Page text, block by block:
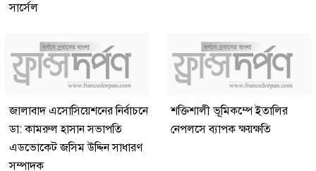
সার্সেল
জালাবাদ এসোসিয়েশনের নির্বাচনে
ডা: কামরুল হাসান সভাপতি
এডভোকেট জসিম উদ্দিন সাধারণ
সম্পাদক
শক্তিশালী ভূমিকম্পে ইতালির
নেপলসে ব্যাপক ক্ষয়ক্ষতি